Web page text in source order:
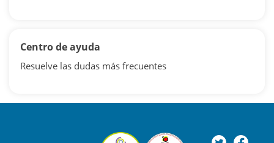
Centro de ayuda
Resuelve las dudas más frecuentes